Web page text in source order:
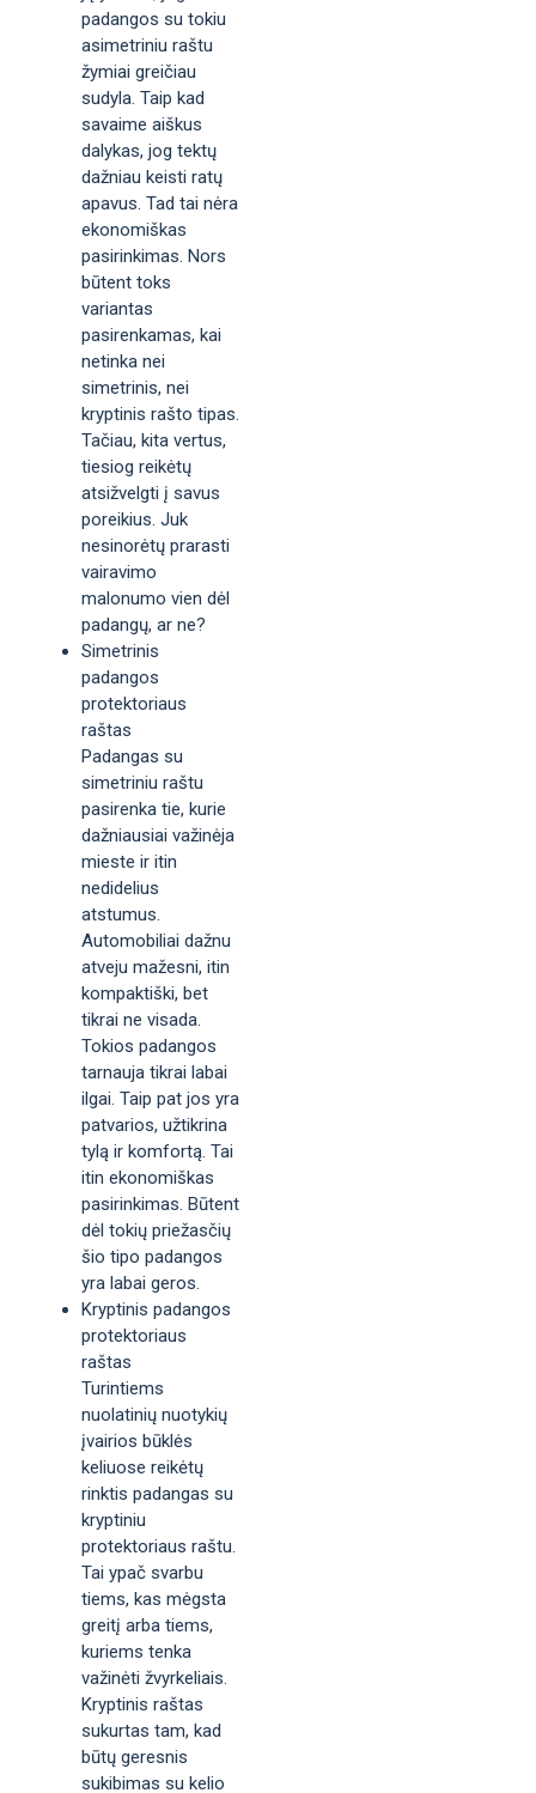
padangos su tokiu
asimetriniu raštu
žymiai greičiau
sudyla. Taip kad
savaime aiškus
dalykas, jog tektų
dažniau keisti ratų
apavus. Tad tai nėra
ekonomiškas
pasirinkimas. Nors
būtent toks
variantas
pasirenkamas, kai
netinka nei
simetrinis, nei
kryptinis rašto tipas.
Tačiau, kita vertus,
tiesiog reikėtų
atsižvelgti į savus
poreikius. Juk
nesinorėtų prarasti
vairavimo
malonumo vien dėl
padangų, ar ne?
Simetrinis
padangos
protektoriaus
raštas
Padangas su
simetriniu raštu
pasirenka tie, kurie
dažniausiai važinėja
mieste ir itin
nedidelius
atstumus.
Automobiliai dažnu
atveju mažesni, itin
kompaktiški, bet
tikrai ne visada.
Tokios padangos
tarnauja tikrai labai
ilgai. Taip pat jos yra
patvarios, užtikrina
tylą ir komfortą. Tai
itin ekonomiškas
pasirinkimas. Būtent
dėl tokių priežasčių
šio tipo padangos
yra labai geros.
Kryptinis padangos
protektoriaus
raštas
Turintiems
nuolatinių nuotykių
įvairios būklės
keliuose reikėtų
rinktis padangas su
kryptiniu
protektoriaus raštu.
Tai ypač svarbu
tiems, kas mėgsta
greitį arba tiems,
kuriems tenka
važinėti žvyrkeliais.
Kryptinis raštas
sukurtas tam, kad
būtų geresnis
sukibimas su kelio